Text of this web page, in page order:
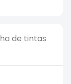
de tintas